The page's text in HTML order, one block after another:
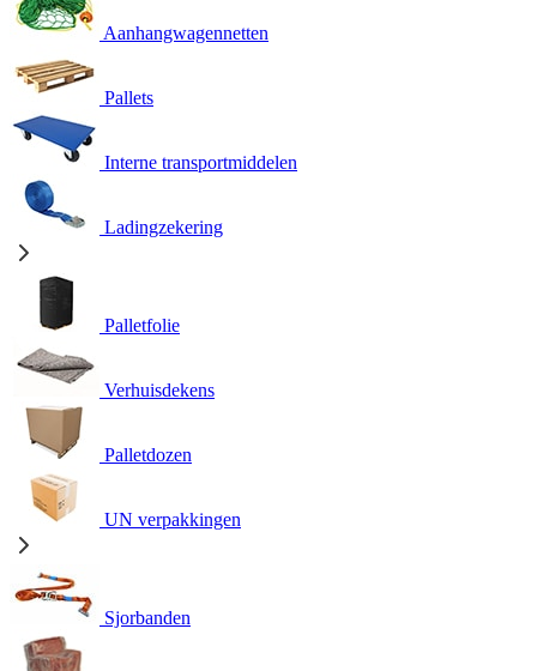
Aanhangwagennetten
Pallets
Interne transportmiddelen
Ladingzekering
Palletfolie
Verhuisdekens
Palletdozen
UN verpakkingen
Sjorbanden